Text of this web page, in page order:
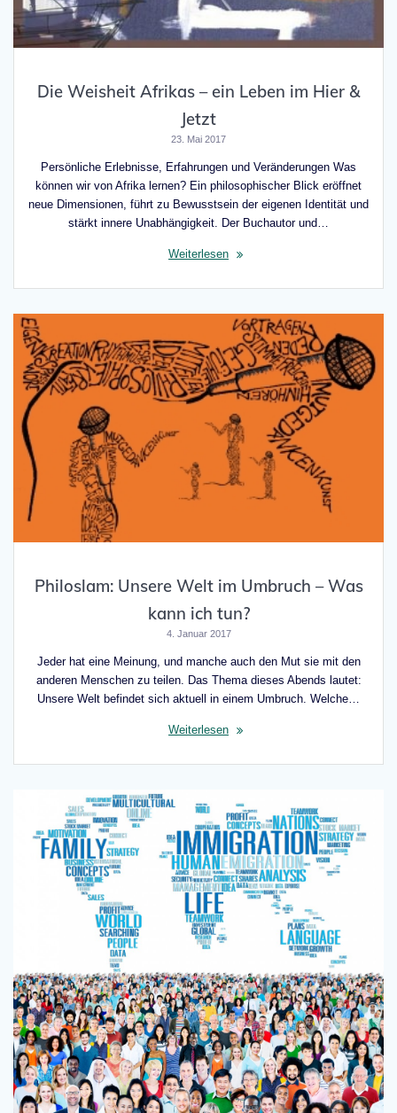
Die Weisheit Afrikas – ein Leben im Hier &
Jetzt
23. Mai 2017
Persönliche Erlebnisse, Erfahrungen und Veränderungen Was
können wir von Afrika lernen? Ein philosophischer Blick eröffnet
neue Dimensionen, führt zu Bewusstsein der eigenen Identität und
stärkt innere Unabhängigkeit. Der Buchautor und…
Weiterlesen
Philoslam: Unsere Welt im Umbruch – Was
kann ich tun?
4. Januar 2017
Jeder hat eine Meinung, und manche auch den Mut sie mit den
anderen Menschen zu teilen. Das Thema dieses Abends lautet:
Unsere Welt befindet sich aktuell in einem Umbruch. Welche…
Weiterlesen